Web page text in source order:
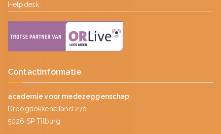
Helpdesk
Contactinformatie
academie voor medezeggenschap
Droogdokkeneiland 27b
5026 SP Tilburg